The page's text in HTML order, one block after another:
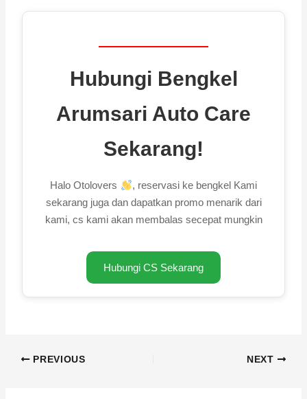
Hubungi Bengkel
Arumsari Auto Care
Sekarang!
Halo Otolovers
, reservasi ke bengkel Kami
sekarang juga dan dapatkan promo menarik dari
kami, cs kami akan membalas secepat mungkin
Hubungi CS Sekarang
PREVIOUS NEXT